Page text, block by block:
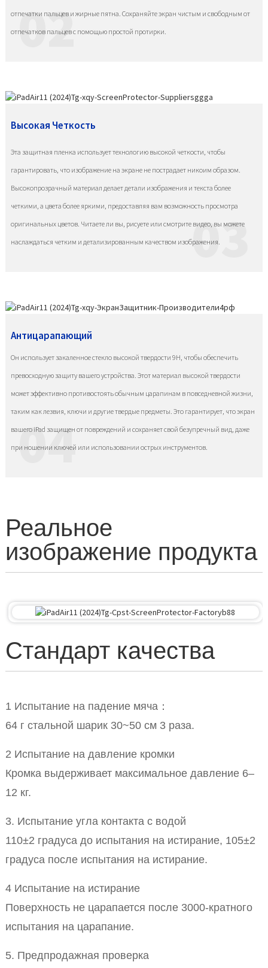
отпечатки пальцев и жирные пятна. Сохраняйте экран чистым и свободным от
отпечатков пальцев с помощью простой протирки.
02
Высокая Четкость
Эта защитная пленка использует технологию высокой четкости, чтобы
гарантировать, что изображение на экране не пострадает никоим образом.
Высокопрозрачный материал делает детали изображения и текста более
четкими, а цвета более яркими, предоставляя вам возможность просмотра
оригинальных цветов. Читаете ли вы, рисуете или смотрите видео, вы можете
наслаждаться четким и детализированным качеством изображения.
03
Антицарапающий
Он использует закаленное стекло высокой твердости 9H, чтобы обеспечить
превосходную защиту вашего устройства. Этот материал высокой твердости
может эффективно противостоять обычным царапинам в повседневной жизни,
таким как лезвия, ключи и другие твердые предметы. Это гарантирует, что экран
вашего iPad защищен от повреждений и сохраняет свой безупречный вид, даже
при ношении ключей или использовании острых инструментов.
04
Реальное
изображение продукта
Стандарт качества
1 Испытание на падение мяча：
64 г стальной шарик 30~50 см 3 раза.
2 Испытание на давление кромки
Кромка выдерживает максимальное давление 6–
12 кг.
3. Испытание угла контакта с водой
110±2 градуса до испытания на истирание, 105±2
градуса после испытания на истирание.
4 Испытание на истирание
Поверхность не царапается после 3000-кратного
испытания на царапание.
5. Предпродажная проверка